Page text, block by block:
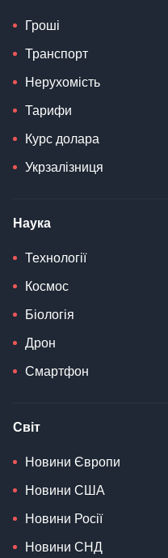
Гроші
Транспорт
Нерухомість
Тарифи
Курс долара
Укрзалізниця
Наука
Технології
Космос
Біологія
Дрон
Смартфон
Світ
Новини Європи
Новини США
Новини Росії
Новини СНД